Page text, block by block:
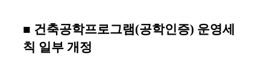
■ 건축공학프로그램(공학인증) 운영세
칙 일부 개정